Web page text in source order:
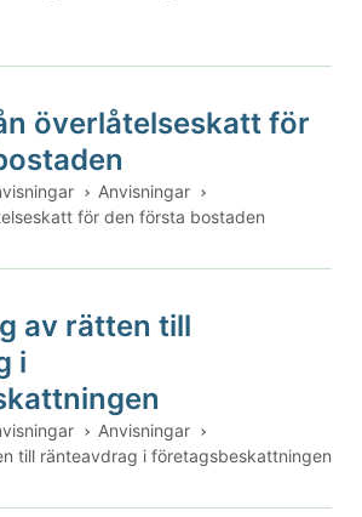
överlåtelseskatt för
Anvisningar
för den första bostaden
av rätten till
i
Anvisningar
till ränteavdrag i företagsbeskattningen